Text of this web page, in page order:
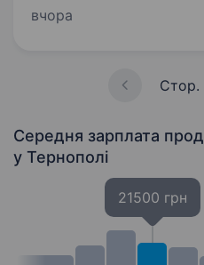
навчальних матеріалів
вчора
Стор.
Середня зарплата
у Тернополі
21500 грн